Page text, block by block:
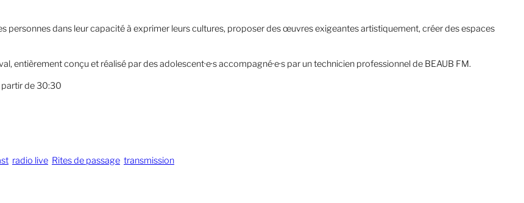
personnes dans leur capacité à exprimer leurs cultures, proposer des œuvres exigeantes artistiquement, créer des espaces
entièrement conçu et réalisé par des adolescent·e·s accompagné·e·s par un technicien professionnel de BEAUB FM.
partir de 30:30
radio live Rites de passage transmission